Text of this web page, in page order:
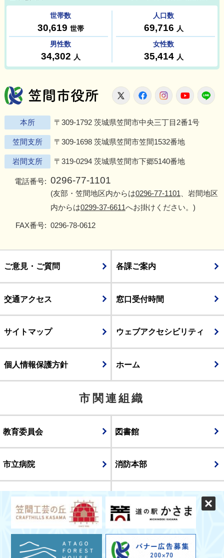
笠間市役所
X FacebookInstagram
本所 〒309-1792 茨城県笠間市中央三丁目2番1号
笠間支所 〒309-1698 茨城県笠間市笠間1532番地
岩間支所 〒319-0294 茨城県笠間市下郷5140番地
電話番号: 0296-77-1101
(友部・笠間地区内からは0296-77-1101 、岩間地区
内からは0299-37-6611へお掛けください。)
FAX番号: 0296-78-0612
ご意見・ご質問 各課ご案内
交通アクセス 窓口受付時間
サイトマップ ウェブアクセシビリティ
個人情報保護方針 ホーム
市関連組織
教育委員会 図書館
市立病院 消防本部
議会
表示 スマートフォン版 パソコン版